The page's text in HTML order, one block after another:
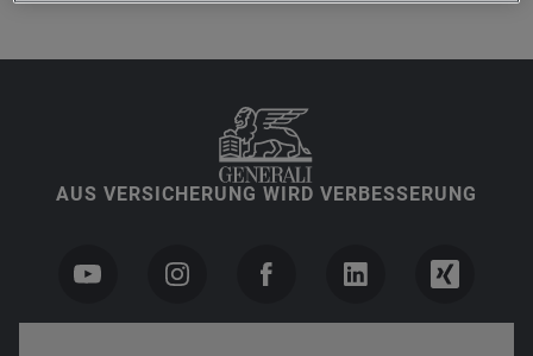
AUS VERSICHERUNG WIRD VERBESSERUNG